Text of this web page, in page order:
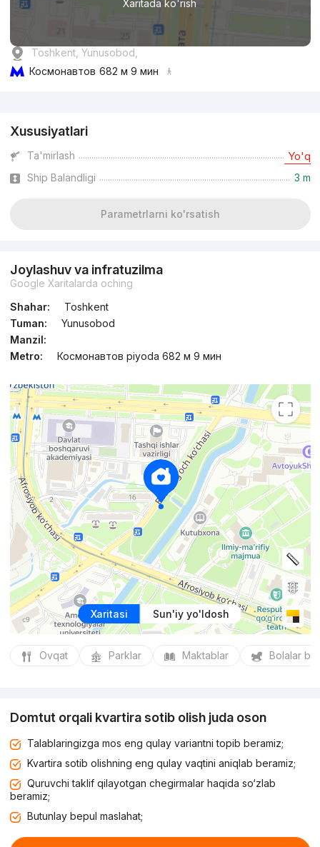
Xaritada ko'rish
Toshkent, Yunusobod,
Космонавтов 682 м 9 мин
Xususiyatlari
Ta'mirlash Yo'q
Ship Balandligi 3 m
Parametrlarni ko'rsatish
Joylashuv va infratuzilma
Google Xaritalarda oching
Shahar:
Toshkent
Tuman:
Yunusobod
Manzil:
Metro:
Космонавтов piyoda 682 м 9 мин
Xaritasi Sun'iy yo'ldosh
Ovqat Parklar Maktablar Bolalar
Domtut orqali kvartira sotib olish juda oson
Talablaringizga mos eng qulay variantni topib beramiz;
Kvartira sotib olishning eng qulay vaqtini aniqlab beramiz;
Quruvchi taklif qilayotgan chegirmalar haqida so‘zlab
beramiz;
Butunlay bepul maslahat;